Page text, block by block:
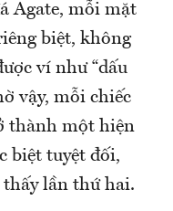
Agate, mỗi mặt
biệt, không
ví như “dấu
vậy, mỗi chiếc
thành một hiện
biệt tuyệt đối,
thấy lần thứ hai.